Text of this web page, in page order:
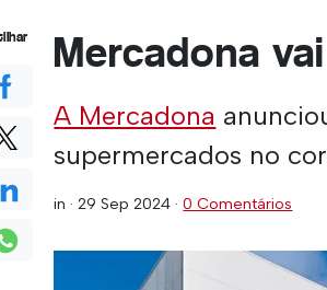
Mercadona
A Mercadona
supermercados no
in ·29 Sep 2024 ·0 Comentários